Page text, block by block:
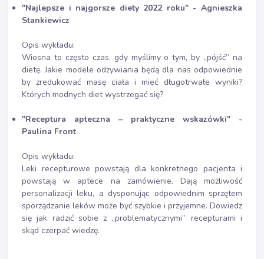
"Najlepsze i najgorsze diety 2022 roku" - Agnieszka
Stankiewicz
Opis wykładu:
Wiosna to często czas, gdy myślimy o tym, by „pójść” na
dietę. Jakie modele odżywiania będą dla nas odpowiednie
by zredukować masę ciała i mieć długotrwałe wyniki?
Których modnych diet wystrzegać się?
"Receptura apteczna – praktyczne wskazówki" -
Paulina Front
Opis wykładu:
Leki recepturowe powstają dla konkretnego pacjenta i
powstają w aptece na zamówienie. Dają możliwość
personalizacji leku, a dysponując odpowiednim sprzętem
sporządzanie leków może być szybkie i przyjemne. Dowiedz
się jak radzić sobie z „problematycznymi” recepturami i
skąd czerpać wiedzę.